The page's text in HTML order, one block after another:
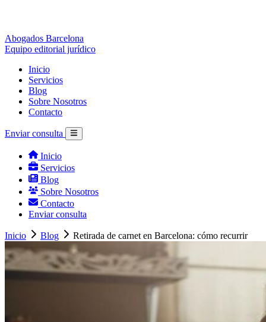
Abogados Barcelona
Equipo editorial jurídico
Inicio
Servicios
Blog
Sobre Nosotros
Contacto
Enviar consulta
Inicio
Servicios
Blog
Sobre Nosotros
Contacto
Enviar consulta
Inicio Blog Retirada de carnet en Barcelona: cómo recurrir